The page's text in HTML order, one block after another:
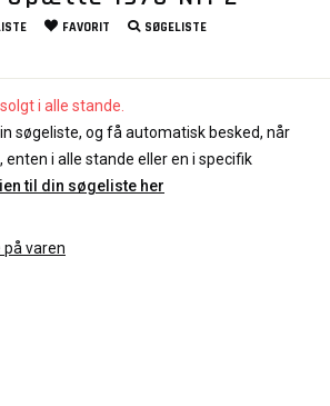
FAVORIT SØGELISTE
i alle stande.
søgeliste, og få automatisk besked, når
enten i alle stande eller en i specifik
til din søgeliste her
varen